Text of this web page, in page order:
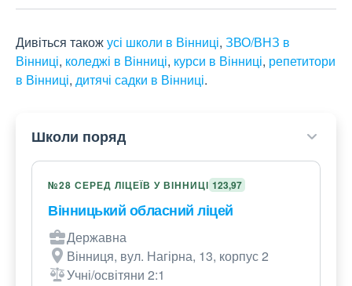
Дивіться такожусі школи в Вінниці, ЗВО/ВНЗ в
Вінниці, коледжі в Вінниці, курси в Вінниці, репетитори
в Вінниці, дитячі садки в Вінниці.
Школи поряд
№28 СЕРЕД ЛІЦЕЇВ У ВІННИЦІ 123,97
Вінницький обласний ліцей
Державна
Вінниця, вул. Нагірна, 13, корпус 2
Учні/освітяни 2:1